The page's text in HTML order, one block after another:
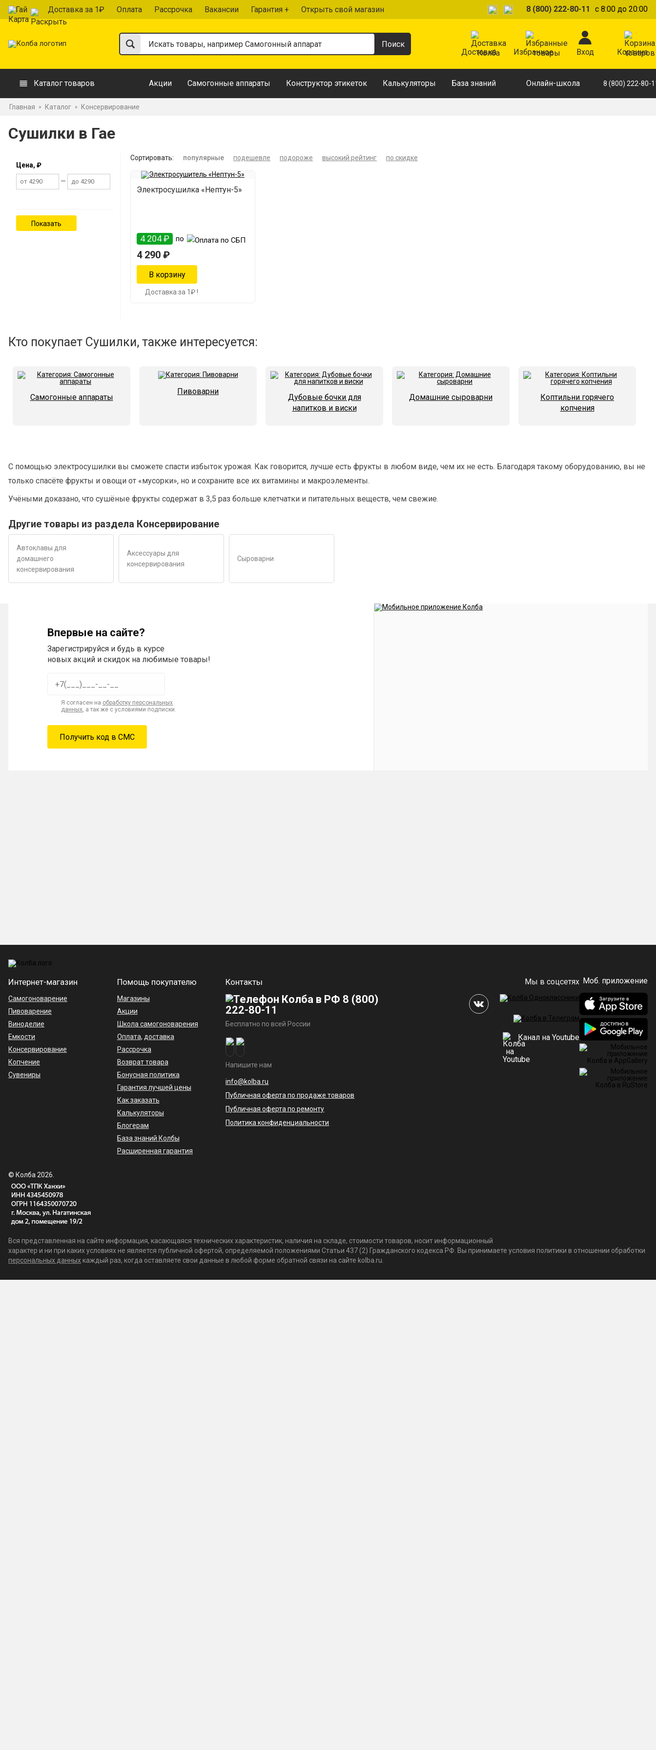
Гай Доставка за 1₽ Оплата Рассрочка Вакансии Гарантия + Открыть свой магазин 8 (800) 222-80-11 с 8:00 до 20:00
Доставка Избранное Вход Корзина
Каталог товаров Акции Самогонные аппараты Конструктор этикеток Калькуляторы База знаний Онлайн-школа 8 (800) 222-80-
Главная » Каталог » Консервирование
Сушилки в Гае
Цена, ₽
—
Сортировать: популярные подешевле подороже высокий рейтинг по скидке
Электросушилка «Нептун-5»
4 204 ₽ по
4 290 ₽
Доставка за 1₽ !
Кто покупает Сушилки, также интересуется:
Самогонные аппараты
Пивоварни
Дубовые бочки для
напитков и виски
Домашние сыроварни
Коптильни горячего
копчения
С помощью электросушилки вы сможете спасти избыток урожая. Как говорится, лучше есть фрукты в любом виде, чем их не есть. Благодаря такому оборудованию, вы не
только спасёте фрукты и овощи от «мусорки», но и сохраните все их витамины и макроэлементы.
Учёными доказано, что сушёные фрукты содержат в 3,5 раз больше клетчатки и питательных веществ, чем свежие.
Другие товары из раздела Консервирование
Автоклавы для
домашнего
консервирования
Аксессуары для
консервирования
Сыроварни
Впервые на сайте?
Зарегистрируйся и будь в курсе
новых акций и скидок на любимые товары!
Я согласен на обработку персональных
данных, а так же с условиями подписки.
Интернет-магазин
Самогоноварение
Пивоварение
Виноделие
Емкости
Консервирование
Копчение
Сувениры
Помощь покупателю
Магазины
Акции
Школа самогоноварения
Оплата, доставка
Рассрочка
Возврат товара
Бонусная политика
Гарантия лучшей цены
Как заказать
Калькуляторы
Блогерам
База знаний Колбы
Расширенная гарантия
Контакты
8 (800)
222-80-11
Бесплатно по всей России
Напишите нам
info@kolba.ru
Публичная оферта по продаже товаров
Публичная оферта по ремонту
Политика конфиденциальности
Мы в соцсетях
Канал на Youtube
Моб. приложение
© Колба 2026.
Вся представленная на сайте информация, касающаяся технических характеристик, наличия на складе, стоимости товаров, носит информационный
характер и ни при каких условиях не является публичной офертой, определяемой положениями Статьи 437 (2) Гражданского кодекса РФ. Вы принимаете условия политики в отношении обработки
персональных данныхкаждый раз, когда оставляете свои данные в любой форме обратной связи на сайте kolba.ru.